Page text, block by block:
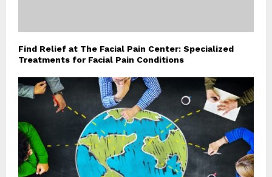
Find Relief at The Facial Pain Center: Specialized
Treatments for Facial Pain Conditions